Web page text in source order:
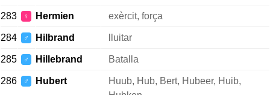
283 ♀ Hermien exèrcit, força
284 ♂ Hilbrand lluitar
285 ♂ Hillebrand Batalla
286 ♂ Hubert
Huub, Hub, Bert, Hubeer, Huib,